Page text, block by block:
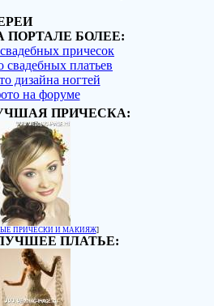
ПОРТАЛЕ БОЛЕЕ:
причесок
свадебных платьев
дизайна ногтей
на форуме
ПРИЧЕСКА:
ПРИЧЕСКИ И МАКИЯЖ]
ПЛАТЬЕ: